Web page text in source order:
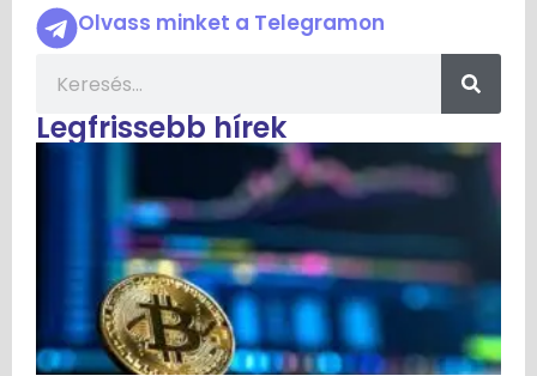
Olvass minket a Telegramon
Legfrissebb hírek